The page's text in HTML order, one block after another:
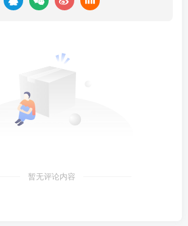
暂无评论内容